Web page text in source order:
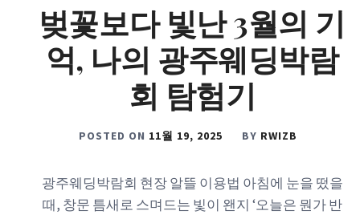
벚꽃보다 빛난 3월의 기
억, 나의 광주웨딩박람
회 탐험기
POSTED ON 11월 19, 2025 BY RWIZB
광주웨딩박람회 현장 알뜰 이용법 아침에 눈을 떴을
때, 창문 틈새로 스며드는 빛이 왠지 ‘오늘은 뭔가 반